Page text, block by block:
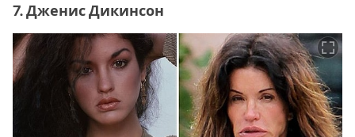
7. Дженис Дикинсон